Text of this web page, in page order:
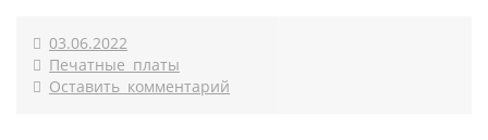
03.06.2022
Печатные платы
Оставить комментарий